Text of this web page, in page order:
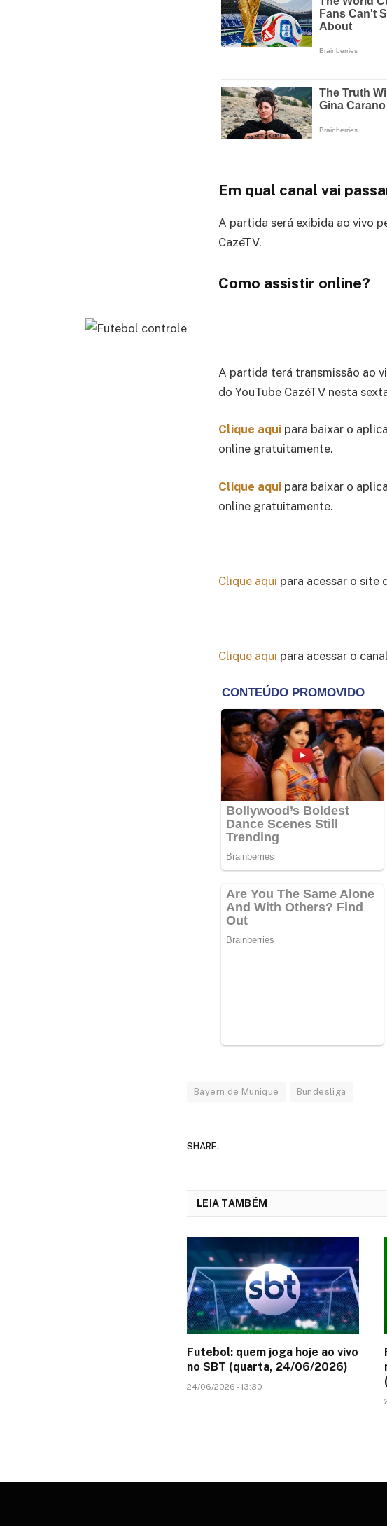
Em qual canal vai
A partida será exibida ao vivo
CazéTV.
Como assistir online?
A partida terá transmissão ao
do YouTube CazéTV nesta
Clique aqui para baixar o
online gratuitamente.
Clique aqui para baixar o
online gratuitamente.
Clique aqui para acessar o site
Clique aqui para acessar o
Bayern de Munique Bundesliga
SHARE.
LEIA TAMBÉM
Futebol: quem joga hoje ao vivo
no SBT (quarta, 24/06/2026)
24/06/2026 - 13:30